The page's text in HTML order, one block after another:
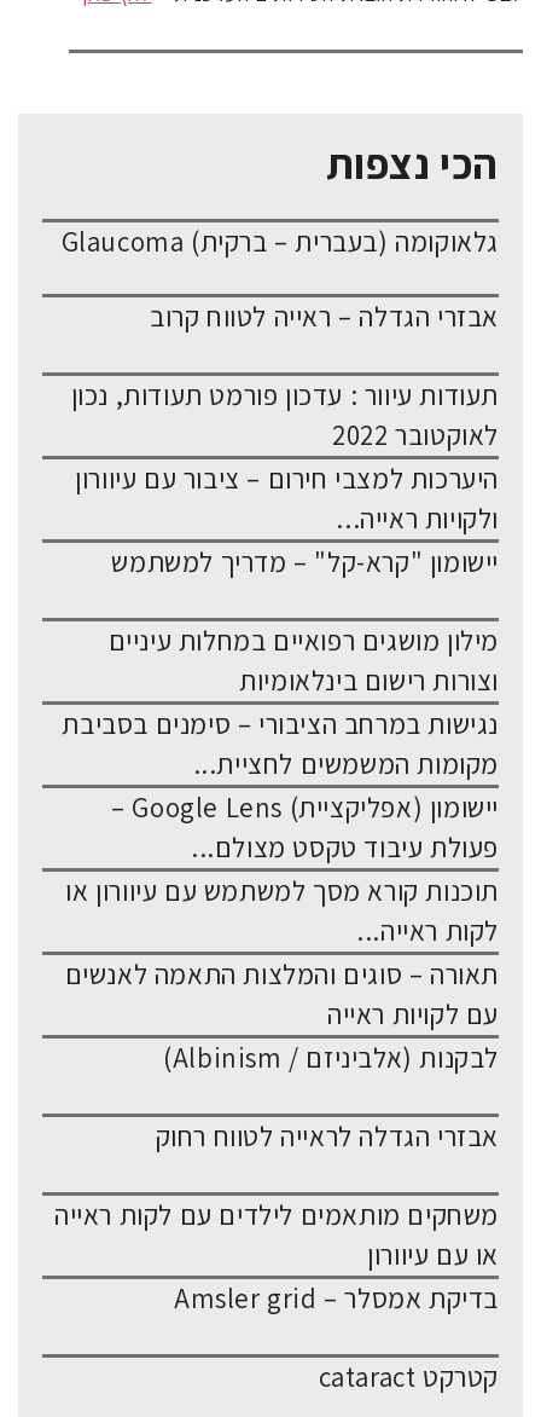
הכי נצפות
גלאוקומה (בעברית – ברקית) Glaucoma
אבזרי הגדלה – ראייה לטווח קרוב
תעודות עיוור : עדכון פורמט תעודות, נכון
לאוקטובר 2022
היערכות למצבי חירום – ציבור עם עיוורון
ולקויות ראייה...
יישומון "קרא-קל" – מדריך למשתמש
מילון מושגים רפואיים במחלות עיניים
וצורות רישום בינלאומיות
נגישות במרחב הציבורי – סימנים בסביבת
מקומות המשמשים לחציית...
יישומון (אפליקציית) Google Lens –
פעולת עיבוד טקסט מצולם...
תוכנות קורא מסך למשתמש עם עיוורון או
לקות ראייה...
תאורה – סוגים והמלצות התאמה לאנשים
עם לקויות ראייה
לבקנות (אלביניזם / Albinism)
אבזרי הגדלה לראייה לטווח רחוק
משחקים מותאמים לילדים עם לקות ראייה
או עם עיוורון
בדיקת אמסלר – Amsler grid
קטרקט cataract